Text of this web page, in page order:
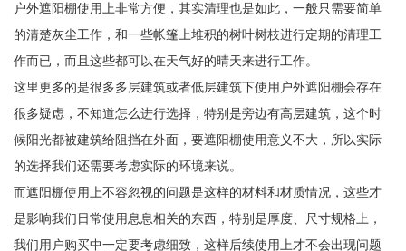
户外遮阳棚使用上非常方便，其实清理也是如此，一般只需要简单
的清楚灰尘工作，和一些帐篷上堆积的树叶树枝进行定期的清理工
作而已，而且这些都可以在天气好的晴天来进行工作。
这里更多的是很多多层建筑或者低层建筑下使用户外遮阳棚会存在
很多疑虑，不知道怎么进行选择，特别是旁边有高层建筑，这个时
候阳光都被建筑给阻挡在外面，要遮阳棚使用意义不大，所以实际
的选择我们还需要考虑实际的环境来说。
而遮阳棚使用上不容忽视的问题是这样的材料和材质情况，这些才
是影响我们日常使用息息相关的东西，特别是厚度、尺寸规格上，
我们用户购买中一定要考虑细致，这样后续使用上才不会出现问题